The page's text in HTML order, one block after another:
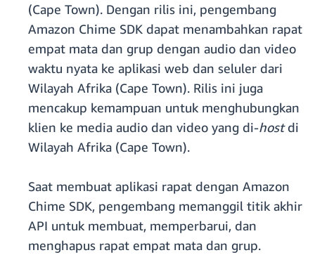
(Cape Town). Dengan rilis ini, pengembang
Amazon Chime SDK dapat menambahkan rapat
empat mata dan grup dengan audio dan video
waktu nyata ke aplikasi web dan seluler dari
Wilayah Afrika (Cape Town). Rilis ini juga
mencakup kemampuan untuk menghubungkan
klien ke media audio dan video yang di-hostdi
Wilayah Afrika (Cape Town).
Saat membuat aplikasi rapat dengan Amazon
Chime SDK, pengembang memanggil titik akhir
API untuk membuat, memperbarui, dan
menghapus rapat empat mata dan grup.